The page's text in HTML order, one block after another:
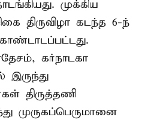
முக்கிய
திருவிழா கடந்த 6-ந்
கர்நாடகா
இருந்து
திருத்தணி
முருகப்பெருமானை